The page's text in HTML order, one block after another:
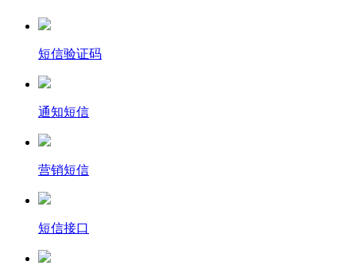
短信验证码
通知短信
营销短信
短信接口